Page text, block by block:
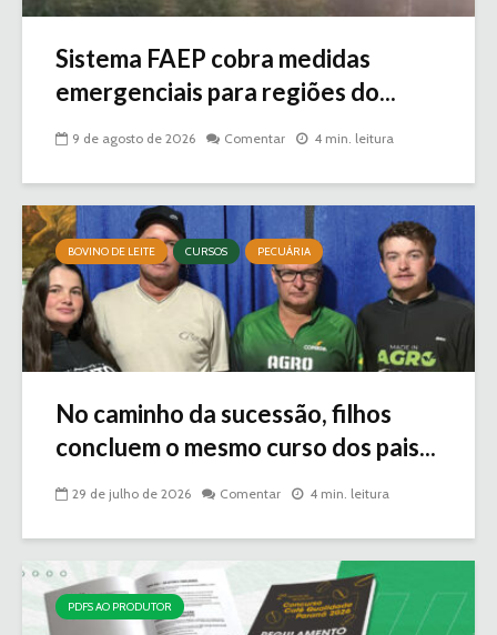
Sistema FAEP cobra medidas
emergenciais para regiões do...
9 de agosto de 2026 Comentar 4 min. leitura
BOVINO DE LEITE CURSOS PECUÁRIA
No caminho da sucessão, filhos
concluem o mesmo curso dos pais...
29 de julho de 2026 Comentar 4 min. leitura
PDFS AO PRODUTOR